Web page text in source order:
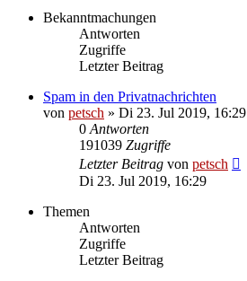
Bekanntmachungen
Antworten
Zugriffe
Letzter Beitrag
Spam in den Privatnachrichten
von petsch » Di 23. Jul 2019, 16:29
0 Antworten
191039 Zugriffe
Letzter Beitrag von petsch
Di 23. Jul 2019, 16:29
Themen
Antworten
Zugriffe
Letzter Beitrag